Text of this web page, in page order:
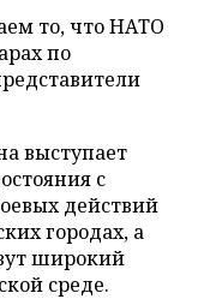
то, что НАТО
по
выступает
с
действий
городах, а
широкий
среде.